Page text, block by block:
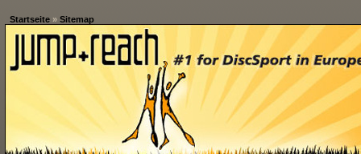
Startseite» Sitemap